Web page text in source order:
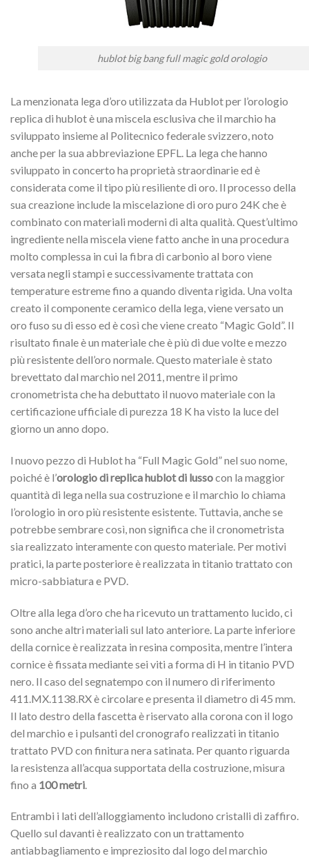
hublot big bang full magic gold orologio
La menzionata lega d’oro utilizzata da Hublot per l’orologio
replica di hublot è una miscela esclusiva che il marchio ha
sviluppato insieme al Politecnico federale svizzero, noto
anche per la sua abbreviazione EPFL. La lega che hanno
sviluppato in concerto ha proprietà straordinarie ed è
considerata come il tipo più resiliente di oro. Il processo della
sua creazione include la miscelazione di oro puro 24K che è
combinato con materiali moderni di alta qualità.Quest’ultimo
ingrediente nella miscela viene fatto anche in una procedura
molto complessa in cui la fibra di carbonio al boro viene
versata negli stampi e successivamente trattata con
temperature estreme fino a quando diventa rigida. Una volta
creato il componente ceramico della lega, viene versato un
oro fuso su di esso ed è così che viene creato “Magic Gold”. Il
risultato finale è un materiale che è più di due volte e mezzo
più resistente dell’oro normale.Questo materiale è stato
brevettato dal marchio nel 2011, mentre il primo
cronometrista che ha debuttato il nuovo materiale con la
certificazione ufficiale di purezza 18 K ha visto la luce del
giorno un anno dopo.
l nuovo pezzo di Hublot ha “Full Magic Gold” nel suo nome,
poiché è l’orologio di replica hublot di lussocon la maggior
quantità di lega nella sua costruzione e il marchio lo chiama
l’orologio in oro più resistente esistente. Tuttavia, anche se
potrebbe sembrare così, non significa che il cronometrista
sia realizzato interamente con questo materiale. Per motivi
pratici, la parte posteriore è realizzata in titanio trattato con
micro-sabbiatura e PVD.
Oltre alla lega d’oro che ha ricevuto un trattamento lucido, ci
sono anche altri materiali sul lato anteriore. La parte inferiore
della cornice è realizzata in resina composita, mentre l’intera
cornice è fissata mediante sei viti a forma di H in titanio PVD
nero. Il caso del segnatempo con il numero di riferimento
411.MX.1138.RX è circolare e presenta il diametro di 45 mm.
Il lato destro della fascetta è riservato alla corona con il logo
del marchio e i pulsanti del cronografo realizzati in titanio
trattato PVD con finitura nera satinata. Per quanto riguarda
la resistenza all’acqua supportata della costruzione, misura
fino a 100 metri
Entrambi i lati dell’alloggiamento includono cristalli di zaffiro.
Quello sul davanti è realizzato con un trattamento
antiabbagliamento e impreziosito dal logo del marchio